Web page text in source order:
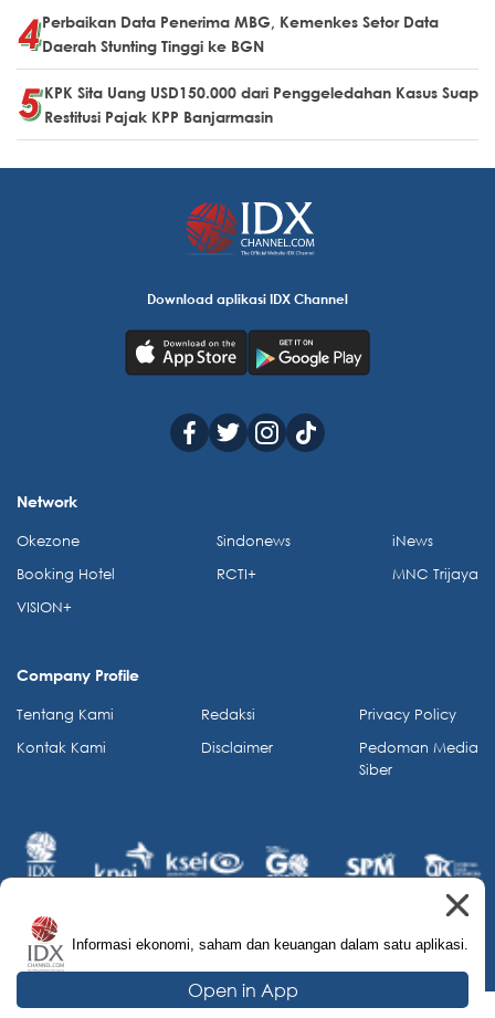
Perbaikan Data Penerima MBG, Kemenkes Setor Data
Daerah Stunting Tinggi ke BGN
KPK Sita Uang USD150.000 dari Penggeledahan Kasus Suap
Restitusi Pajak KPP Banjarmasin
Informasi ekonomi, saham dan keuangan dalam satu aplikasi.
Open in App
Download aplikasi IDX Channel
Network
Okezone
Booking Hotel
VISION+
Sindonews
RCTI+
iNews
MNC Trijaya
Company Profile
Tentang Kami
Kontak Kami
Redaksi
Disclaimer
Privacy Policy
Pedoman Media
Siber
© 2026 IDX Channel. All Rights Reserved.